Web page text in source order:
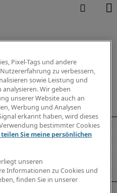
Pixel-Tags und andere
zu verbessern,
sowie Leistung und
Wir geben
unserer Website auch an
Werbung und Analysen
erkannt haben, wird dieses
bestimmter Cookies
Sie meine persönlichen
unseren
Informationen zu Cookies und
finden Sie in unserer